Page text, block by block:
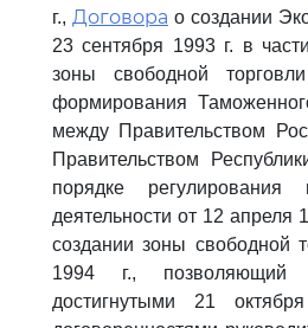
г., Договора о создании
23 сентября 1993 г. в
зоны свободной
формирования
между Правительством
Правительством
порядке регулирования
деятельности от 12 апреля
создании зоны свободной
1994 г., позволяющий
достигнутыми 21